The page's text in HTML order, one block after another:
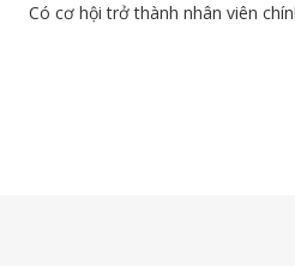
Có cơ hội trở thành nhân viên